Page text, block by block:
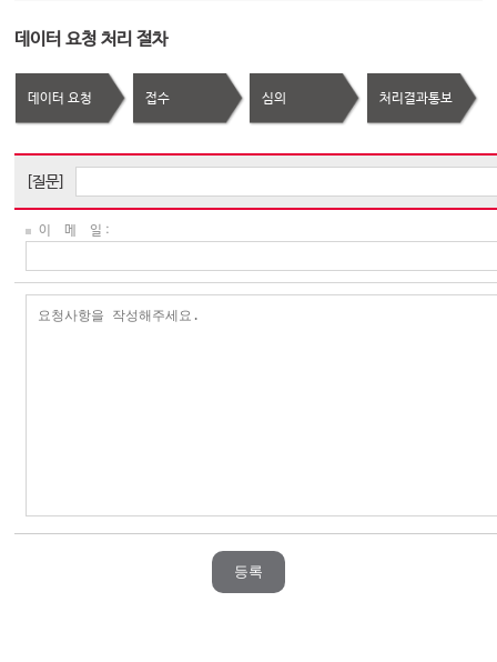
데이터 요청 처리 절차
데이터 요청 접수 심의 처리결과통보
[질문]
이 메 일 :
등록